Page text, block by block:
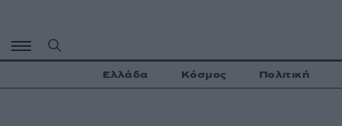
περιεχόμενο
Ελλάδα Κόσμος Πολιτική